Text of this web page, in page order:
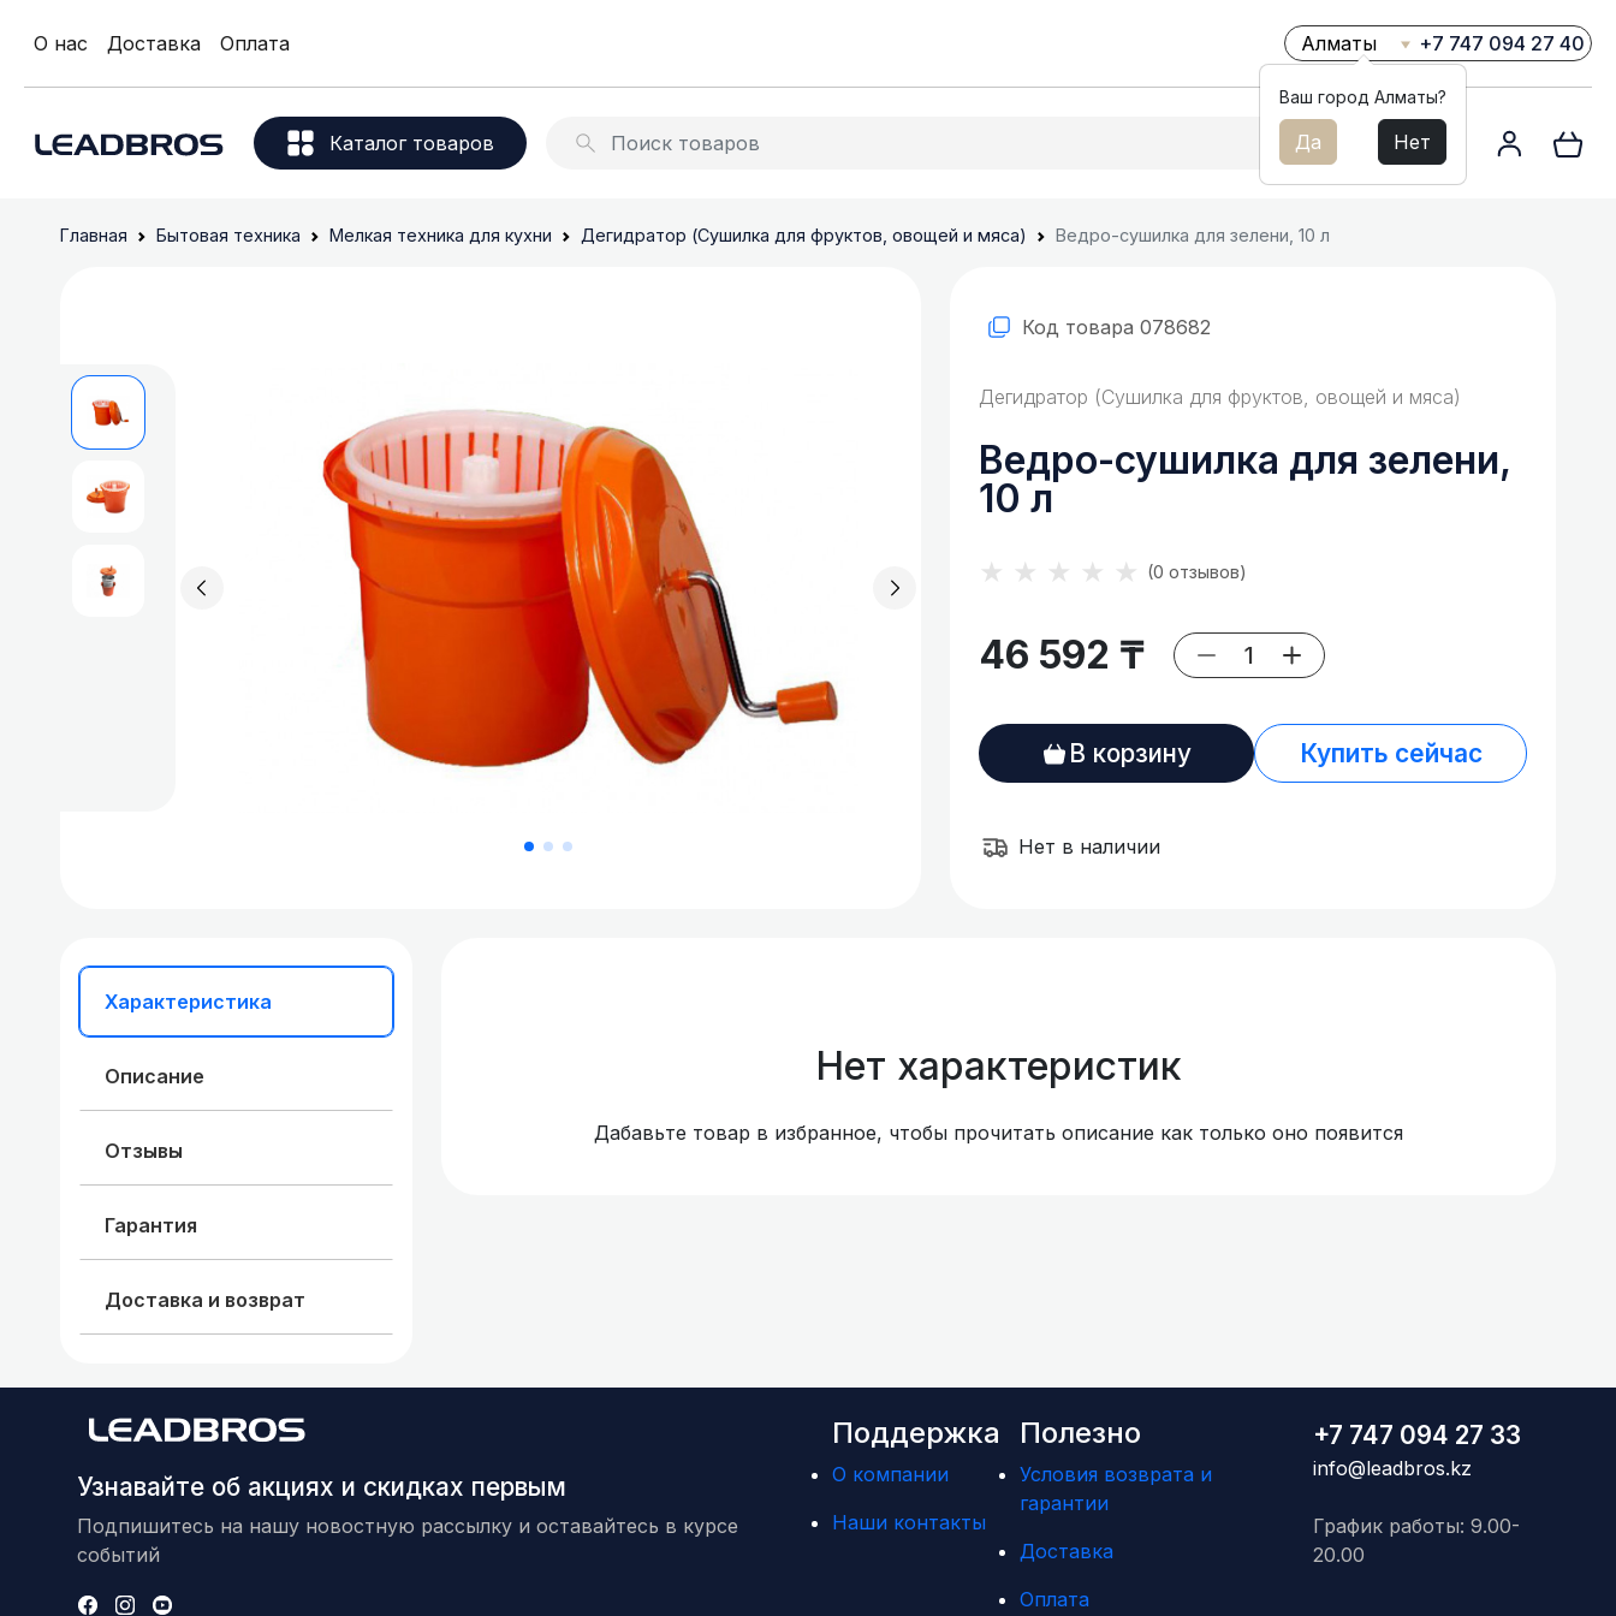
+7 747 094 27 40
О нас Доставка Оплата
Каталог товаров
Малая техника для
дома
оборудование для
Вытяжка удалить
неправильные_временно
подогревательные краны
Главная Бытовая техника Мелкая техника для кухни Дегидратор (Сушилка для фруктов, овощей и мяса) Ведро-сушилка для зелени, 10 л
Код товара 078682
Дегидратор (Сушилка для фруктов, овощей и мяса)
Ведро-сушилка для зелени,
10 л
★★★★★ (0 отзывов)
46 592 ₸
В корзину Купить сейчас
Нет в наличии
Характеристика
Описание
Отзывы
Гарантия
Доставка и возврат
Нет характеристик
Дабавьте товар в избранное, чтобы прочитать описание как только оно появится
Узнавайте об акциях и скидках первым
Подпишитесь на нашу новостную рассылку и оставайтесь в курсе
событий
Поддержка
О компании
Наши контакты
Полезно
Условия возврата и
гарантии
Доставка
Оплата
+7 747 094 27 33
info@leadbros.kz
График работы: 9.00-
20.00
Ваш город Алматы?
Да Нет